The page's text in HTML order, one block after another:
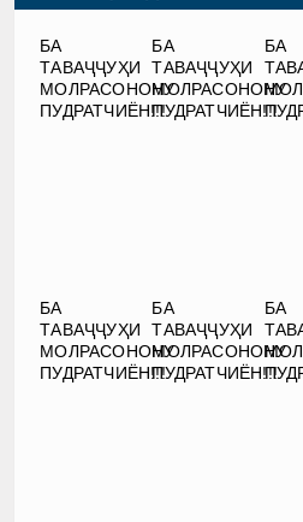
БА
ТАВАҶҶУҲИ
МОЛРАСОНОНУ
ПУДРАТЧИЁН!!!
БА
ТАВАҶҶУҲИ
МОЛРАСОНОНУ
ПУДРАТЧИЁН!!!
БА
БА
ТАВАҶҶУҲИ
МОЛРАСОНОНУ
ПУДРАТЧИЁН!!!
БА
ТАВАҶҶУҲИ
МОЛРАСОНОНУ
ПУДРАТЧИЁН!!!
БА